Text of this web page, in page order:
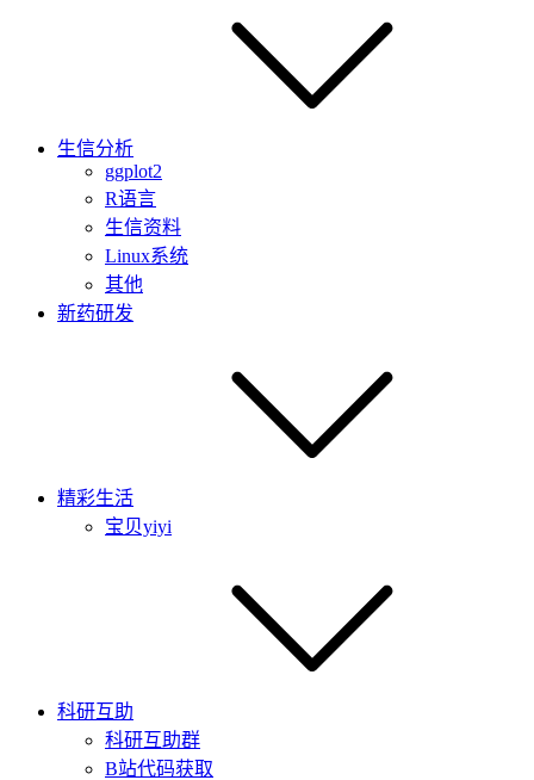
生信分析
ggplot2
R语言
生信资料
Linux系统
其他
新药研发
精彩生活
宝贝yiyi
科研互助
科研互助群
B站代码获取